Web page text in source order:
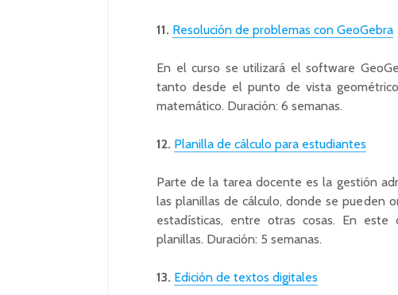
11. Resolución de problemas con GeoGebra
En el curso se utilizará el software
tanto desde el punto de vista
matemático. Duración: 6 semanas.
12. Planilla de cálculo para estudiantes
Parte de la tarea docente es la gestión
las planillas de cálculo, donde se pueden
estadísticas, entre otras cosas. En
planillas. Duración: 5 semanas.
13. Edición de textos digitales